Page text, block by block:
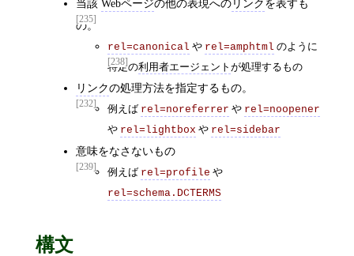
[235]
当該 Webページの他の表現へのリンクを表すも
の。
[238]
rel=canonical や rel=amphtml のように
特定の利用者エージェント が処理するもの
[232]
リンクの処理方法を指定するもの。
例えば rel=noreferrer や rel=noopener
や rel=lightbox や rel=sidebar
[239]
意味をなさないもの
例えば rel=profile や
rel=schema.DCTERMS
構文